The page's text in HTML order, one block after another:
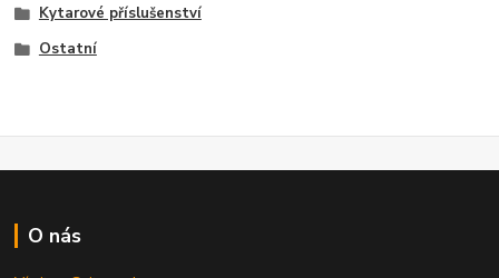
Kytarové příslušenství
Ostatní
O nás